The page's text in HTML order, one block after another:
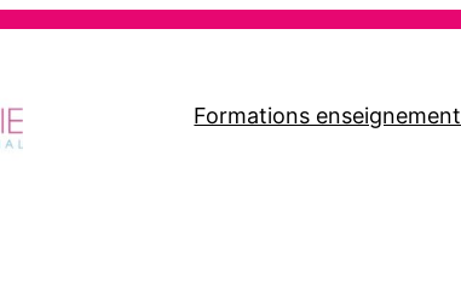
Formations enseignement